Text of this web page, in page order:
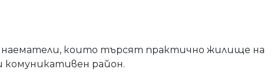
наематели, които търсят практично жилище на
комуникативен район.